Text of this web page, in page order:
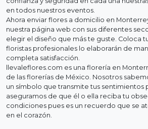
en todos nuestros eventos.
Ahora enviar flores a domicilio en
nuestra página web con sus diferentes
elegir el diseño que más te guste. Coloca
floristas profesionales lo elaborarán de
completa satisfacción.
llevaleflores.com es una florería en
de las florerías de México. Nosotros
un símbolo que transmite tus sentimientos
aseguramos de que él o ella reciba tu
condiciones pues es un recuerdo que se
en el corazón.